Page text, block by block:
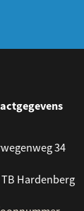
34
TB Hardenberg